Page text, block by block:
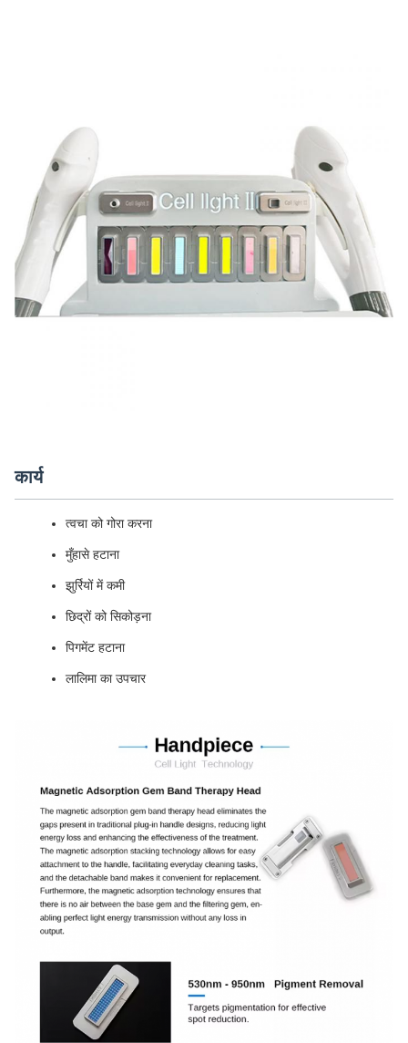
कार्य
त्वचा को गोरा करना
मुँहासे हटाना
झुर्रियों में कमी
छिद्रों को सिकोड़ना
पिगमेंट हटाना
लालिमा का उपचार